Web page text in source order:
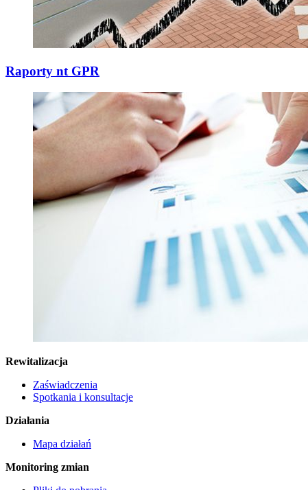
Raporty nt GPR
Rewitalizacja
Zaświadczenia
Spotkania i konsultacje
Działania
Mapa działań
Monitoring zmian